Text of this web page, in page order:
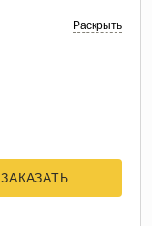
Раскрыть
ЗАКАЗАТЬ